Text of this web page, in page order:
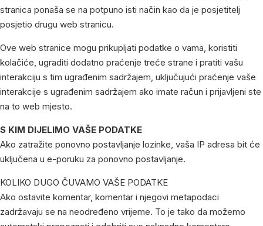
stranica ponaša se na potpuno isti način kao da je posjetitelj
posjetio drugu web stranicu.
Ove web stranice mogu prikupljati podatke o vama, koristiti
kolačiće, ugraditi dodatno praćenje treće strane i pratiti vašu
interakciju s tim ugrađenim sadržajem, uključujući praćenje vaše
interakcije s ugrađenim sadržajem ako imate račun i prijavljeni ste
na to web mjesto.
S KIM DIJELIMO VAŠE PODATKE
Ako zatražite ponovno postavljanje lozinke, vaša IP adresa bit će
uključena u e-poruku za ponovno postavljanje.
KOLIKO DUGO ČUVAMO VAŠE PODATKE
Ako ostavite komentar, komentar i njegovi metapodaci
zadržavaju se na neodređeno vrijeme. To je tako da možemo